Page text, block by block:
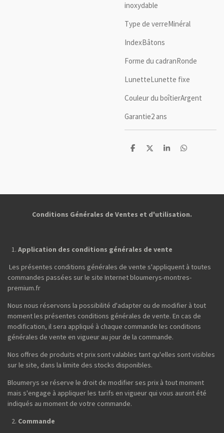
inoxydable
Type de verreMinéral
IndexBâtons
Forme du cadranRonde
LunetteLunette fixe
Couleur du boîtierArgent
Garantie2 ans
P
e
P
e
P
e
P
e
Conditions Générales de Ventes et d'utilisation.
Application des conditions générales de vente
Les présentes conditions générales de vente s'appliquent à toutes
commandes passées sur le site Internet bloumerys-montres-
premium.fr
Nous nous réservons la possibilité d'adapter ou de modifier à tout
moment les présentes conditions générales de vente. En cas de
modification, il sera appliqué à chaque commande les conditions
générales de vente en vigueur au jour de la commande.
Nos offres de produits et prix sont valables tant qu'elles sont visibles
sur le site, dans la limite des stocks disponibles.
Bloumerys se réserve le droit de modifier ses prix à tout moment
mais s'engage à appliquer les tarifs en vigueur qui vous auront été
indiqués au moment de votre commande.
Commande